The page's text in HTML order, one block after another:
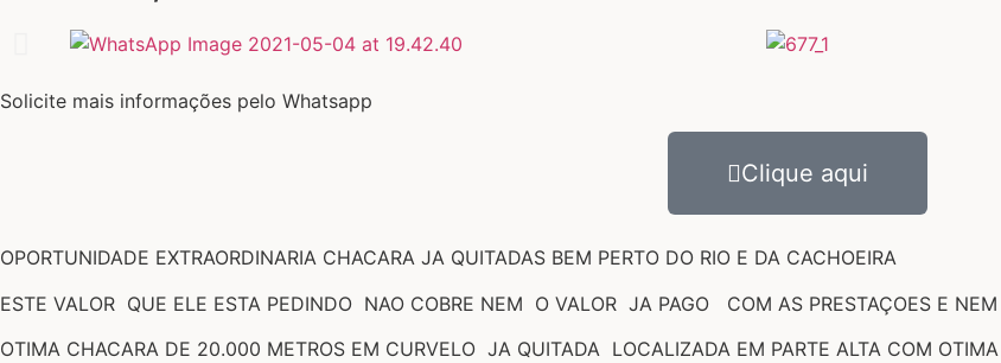
Solicite mais informações pelo Whatsapp
Clique aqui
OPORTUNIDADE EXTRAORDINARIA CHACARA JA QUITADAS BEM PERTO DO RIO E DA CACHOEIRA
ESTE VALOR QUE ELE ESTA PEDINDO NAO COBRE NEM O VALOR JA PAGO COM AS PRESTAÇOES E
OTIMA CHACARA DE 20.000 METROS EM CURVELO JA QUITADA LOCALIZADA EM PARTE ALTA COM